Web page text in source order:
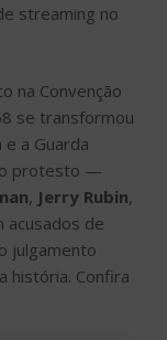
streaming no
na Convenção
se transformou
a Guarda
protesto —
, Jerry Rubin,
de
julgamento
história. Confira